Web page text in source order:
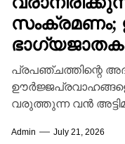
സംക്രമണം;
പ്രപഞ്ചത്തിന്റെ
വരുത്തുന്ന വൻ
ഭൗതികമായ
Admin July 21, 2026